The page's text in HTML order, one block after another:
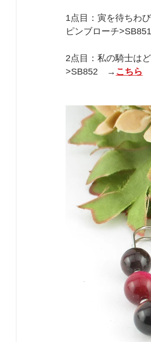
1点目：寅を待ちわ
ピンブローチ
2点目：私の騎士は
>SB852　→ こちら